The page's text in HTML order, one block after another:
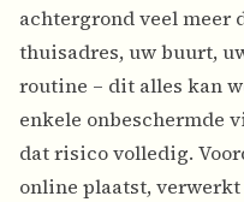
achtergrond veel meer
thuisadres, uw buurt,
routine – dit alles kan
enkele onbeschermde
dat risico volledig.
online plaatst,